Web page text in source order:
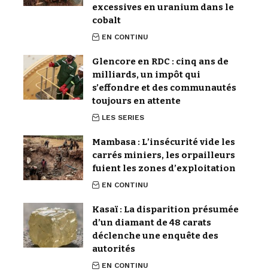
excessives en uranium dans le
cobalt
EN CONTINU
Glencore en RDC : cinq ans de
milliards, un impôt qui
s’effondre et des communautés
toujours en attente
LES SERIES
Mambasa : L’insécurité vide les
carrés miniers, les orpailleurs
fuient les zones d’exploitation
EN CONTINU
Kasaï : La disparition présumée
d’un diamant de 48 carats
déclenche une enquête des
autorités
EN CONTINU